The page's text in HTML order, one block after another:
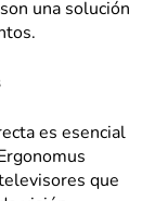
una solución
es esencial
que